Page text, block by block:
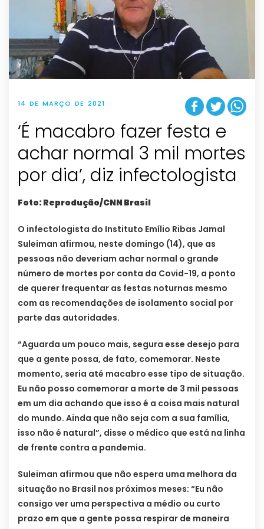
14 DE MARÇO DE 2021
‘É macabro fazer festa e
achar normal 3 mil mortes
por dia’, diz infectologista
Foto: Reprodução/CNN Brasil
O infectologista do Instituto Emílio Ribas Jamal
Suleiman afirmou, neste domingo (14), que as
pessoas não deveriam achar normal o grande
número de mortes por conta da Covid-19, a ponto
de querer frequentar as festas noturnas mesmo
com as recomendações de isolamento social por
parte das autoridades.
“Aguarda um pouco mais, segura esse desejo para
que a gente possa, de fato, comemorar. Neste
momento, seria até macabro esse tipo de situação.
Eu não posso comemorar a morte de 3 mil pessoas
em um dia achando que isso é a coisa mais natural
do mundo. Ainda que não seja com a sua família,
isso não é natural”, disse o médico que está na linha
de frente contra a pandemia.
Suleiman afirmou que não espera uma melhora da
situação no Brasil nos próximos meses: “Eu não
consigo ver uma perspectiva a médio ou curto
prazo em que a gente possa respirar de maneira